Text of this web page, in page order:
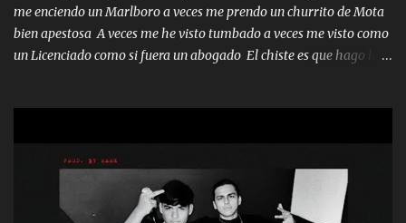
me enciendo un Marlboro a veces me prendo un churrito de Mota
bien apestosa A veces me he visto tumbado a veces me visto como
un Licenciado como si fuera un abogado El chiste es que hago lo
corriente no quieren verte subir de level trucha mis plebes Música
A veces me pongo un sombrero a veces me ven la cachucha de lado
con la mirada siempre en alto A veces me fajó una super o a veces
me fajó una Glock siempre armado todas las generaciones yo